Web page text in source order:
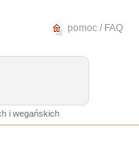
pomoc / FAQ
i wegańskich